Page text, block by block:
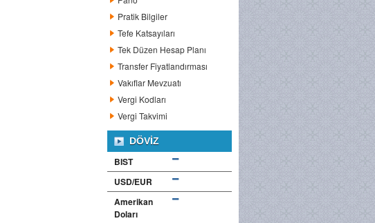
Pratik Bilgiler
Tefe Katsayıları
Tek Düzen Hesap Planı
Transfer Fiyatlandırması
Vakıflar Mevzuatı
Vergi Kodları
Vergi Takvimi
DÖVIZ
BIST
USD/EUR
Amerikan
Doları